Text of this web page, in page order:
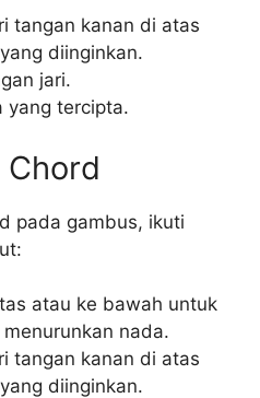
tangan kanan di atas
diinginkan.
jari.
yang tercipta.
pada gambus, ikuti
atau ke bawah untuk
nada.
tangan kanan di atas
diinginkan.